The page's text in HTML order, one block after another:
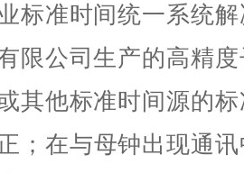
标准时间统一系统
限公司生产的高精
其他标准时间源的
；在与母钟出现通